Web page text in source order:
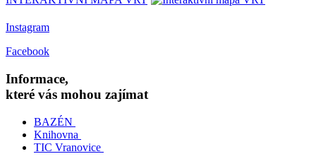
Instagram
Facebook
Informace,
které vás mohou zajímat
BAZÉN
Knihovna
TIC Vranovice